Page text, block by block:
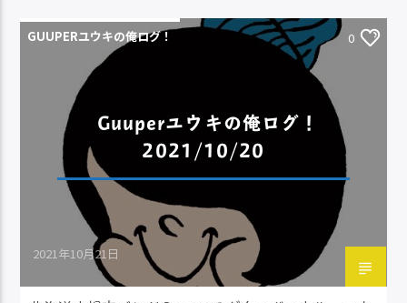
GUUPERユウキの俺ログ！ 0
Guuperユウキの俺ログ！
2021/10/20
2021年10月21日